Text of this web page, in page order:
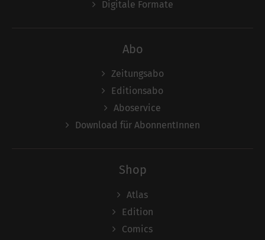
Digitale Formate
Abo
Zeitungsabo
Editionsabo
Aboservice
Download für AbonnentInnen
Shop
Atlas
Edition
Comics